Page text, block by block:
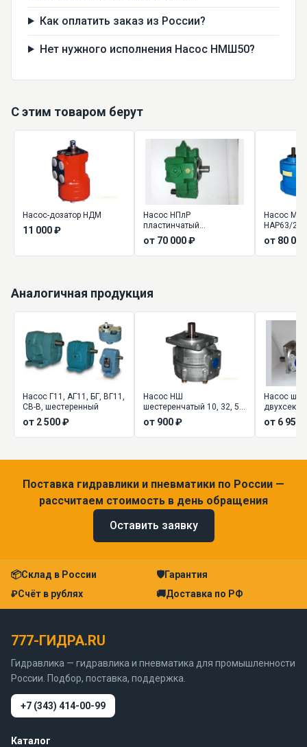
Как оплатить заказ из России?
Нет нужного исполнения Насос НМШ50?
С этим товаром берут
Насос-дозатор НДМ
11 000 ₽
Насос НПлР
пластинчатый
регулируемый
от 70 000 ₽
Насос
НАР63/
НА4М63/
от 80
Аналогичная продукция
Насос Г11, АГ11, БГ, ВГ11,
СВ-В, шестеренный
от 2 500 ₽
Насос НШ
шестеренчатый 10, 32, 50,
100, 250 (шестеренный)
от 900 ₽
Насос
от 6 955
Поставка гидравлики и пневматики по России —
рассчитаем стоимость в день обращения
Оставить заявку
📦Склад в России 🛡Гарантия
₽Счёт в рублях 🚚Доставка по РФ
777-ГИДРА.RU
Гидравлика — гидравлика и пневматика для промышленности
России. Подбор, поставка, поддержка.
+7 (343) 414-00-99
Каталог